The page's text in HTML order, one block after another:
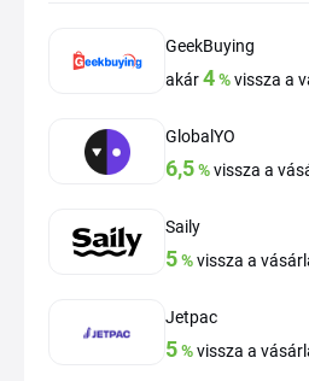
GeekBuying
akár4%vissza a
GlobalYO
6,5%vissza a
Saily
5%vissza a
Jetpac
5%vissza a